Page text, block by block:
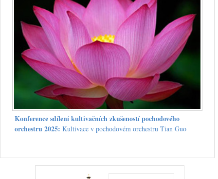
Konference sdílení kultivačních zkušeností pochodového
orchestru 2025: Kultivace v pochodovém orchestru Tian Guo